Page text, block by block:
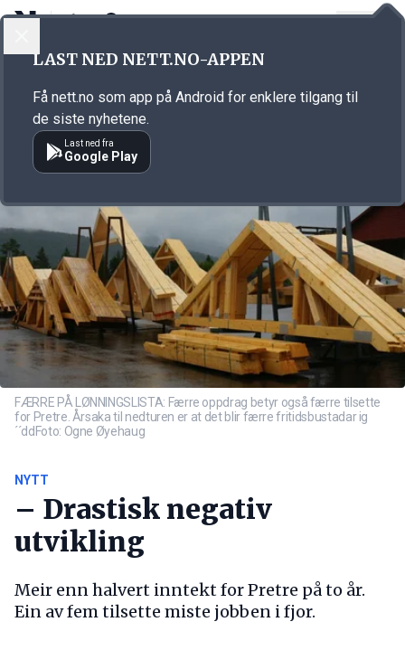
Annonsørinnhold
FÆRRE PÅ LØNNINGSLISTA: Færre oppdrag betyr også færre tilsette
for Pretre. Årsaka til nedturen er at det blir færre fritidsbustadar ig
´´ddFoto: Ogne Øyehaug
NYTT
– Drastisk negativ
utvikling
Meir enn halvert inntekt for Pretre på to år.
Ein av fem tilsette miste jobben i fjor.
LAST NED NETT.NO-APPEN
Få nett.no som app på Android for enklere tilgang til
de siste nyhetene.
Last ned fra
Google Play